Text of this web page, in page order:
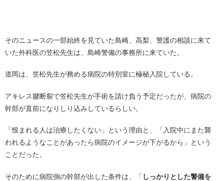
そのニュースの一部始終を見ていた島崎、高梨、警護の相談に来て
いた外科医の笠松先生は、島崎警備の事務所に来ていた。
道岡は、笠松先生が務める病院の特別室に極秘入院している。
アキレス腱断裂で笠松先生が手術を請け負う予定だったが、病院の
幹部が直前になりしり込みしているらしい。
「恨まれる人は治療したくない」という理由と、「入院中にまた襲
われるようなことがあったら病院のイメージが下がるから」という
ことだった。
そのために病院側の幹部が出した条件は、「 しっかりとした警備を